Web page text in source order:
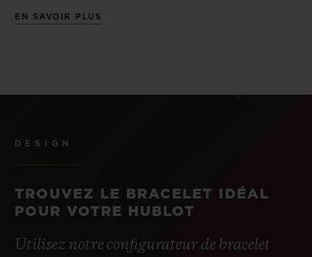
EN SAVOIR PLUS
DESIGN
TROUVEZ LE BRACELET IDÉAL
POUR VOTRE HUBLOT
Utilisez notre configurateur de bracelet